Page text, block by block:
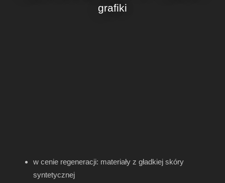
grafiki
w cenie regeneracji: materiały z gładkiej skóry
syntetycznej